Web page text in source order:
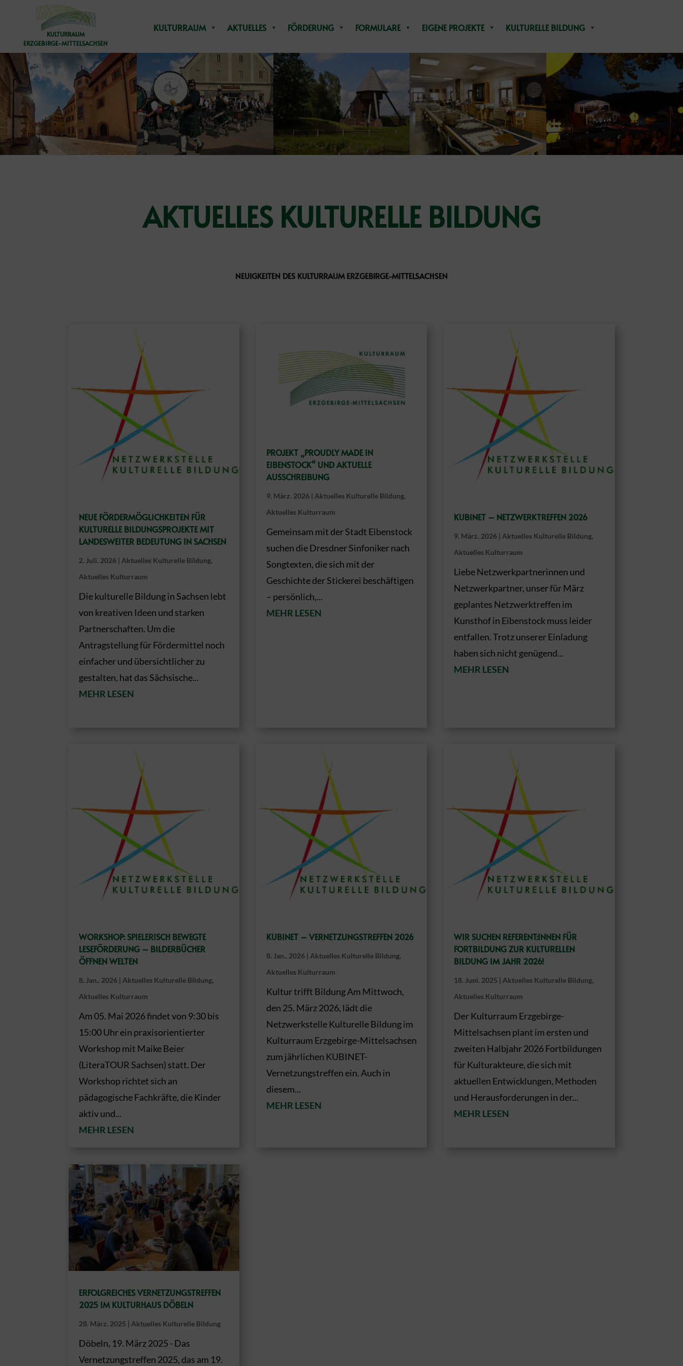
KULTURRAUM
ERZGEBIRGE-MITTELSACHSEN
KULTURRAUM AKTUELLES FÖRDERUNG FORMULARE EIGENE PROJEKTE KULTURELLE BILDUNG
AKTUELLES KULTURELLE BILDUNG
NEUIGKEITEN DES KULTURRAUM ERZGEBIRGE-MITTELSACHSEN
NEUE FÖRDERMÖGLICHKEITEN FÜR
KULTURELLE BILDUNGSPROJEKTE MIT
LANDESWEITER BEDEUTUNG IN SACHSEN
2. Juli. 2026| Aktuelles Kulturelle Bildung,
Aktuelles Kulturraum
Die kulturelle Bildung in Sachsen lebt
von kreativen Ideen und starken
Partnerschaften. Um die
Antragstellung für Fördermittel noch
einfacher und übersichtlicher zu
gestalten, hat das Sächsische...
MEHR LESEN
WORKSHOP: SPIELERISCH BEWEGTE
LESEFÖRDERUNG – BILDERBÜCHER
ÖFFNEN WELTEN
8. Jan.. 2026| Aktuelles Kulturelle Bildung,
Aktuelles Kulturraum
Am 05. Mai 2026 findet von 9:30 bis
15:00 Uhr ein praxisorientierter
Workshop mit Maike Beier
(LiteraTOUR Sachsen) statt. Der
Workshop richtet sich an
pädagogische Fachkräfte, die Kinder
aktiv und...
MEHR LESEN
ERFOLGREICHES VERNETZUNGSTREFFEN
2025 IM KULTURHAUS DÖBELN
28. März. 2025 | Aktuelles Kulturelle Bildung
Döbeln, 19. März 2025 - Das
Vernetzungstreffen 2025, das am 19.
PROJEKT „PROUDLY MADE IN
EIBENSTOCK“ UND AKTUELLE
AUSSCHREIBUNG
9. März. 2026| Aktuelles Kulturelle Bildung,
Aktuelles Kulturraum
Gemeinsam mit der Stadt Eibenstock
suchen die Dresdner Sinfoniker nach
Songtexten, die sich mit der
Geschichte der Stickerei beschäftigen
– persönlich,...
MEHR LESEN
KUBINET – VERNETZUNGSTREFFEN 2026
8. Jan.. 2026| Aktuelles Kulturelle Bildung,
Aktuelles Kulturraum
Kultur trifft Bildung Am Mittwoch,
den 25. März 2026, lädt die
Netzwerkstelle Kulturelle Bildung im
Kulturraum Erzgebirge-Mittelsachsen
zum jährlichen KUBINET-
Vernetzungstreffen ein. Auch in
diesem...
MEHR LESEN
KUBINET – NETZWERKTREFFEN 2026
9. März. 2026 | Aktuelles Kulturelle Bildung,
Aktuelles Kulturraum
Liebe Netzwerkpartnerinnen und
Netzwerkpartner, unser für März
geplantes Netzwerktreffen im
Kunsthof in Eibenstock muss leider
entfallen. Trotz unserer Einladung
haben sich nicht genügend...
MEHR LESEN
WIR SUCHEN REFERENT:INNEN FÜR
FORTBILDUNG ZUR KULTURELLEN
BILDUNG IM JAHR 2026!
18. Juni. 2025 | Aktuelles Kulturelle Bildung,
Aktuelles Kulturraum
Der Kulturraum Erzgebirge-
Mittelsachsen plant im ersten und
zweiten Halbjahr 2026 Fortbildungen
für Kulturakteure, die sich mit
aktuellen Entwicklungen, Methoden
und Herausforderungen in der...
MEHR LESEN